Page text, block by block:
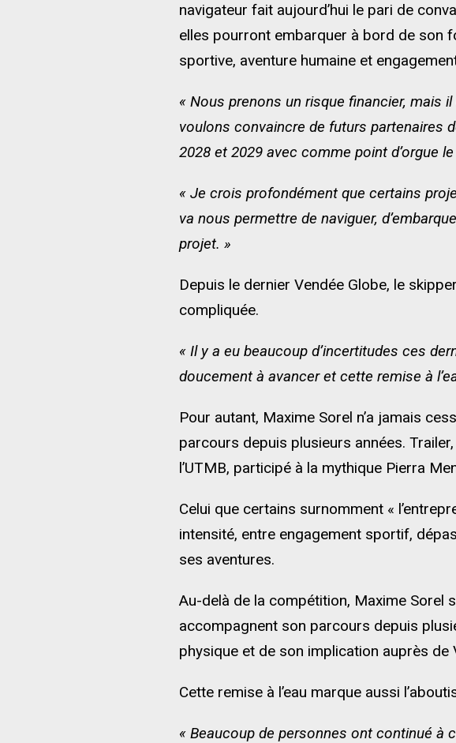
navigateur fait aujourd’hui le pari de
elles pourront embarquer à bord de son
sportive, aventure humaine et
« Nous prenons un risque financier, mais
voulons convaincre de futurs partenaires
2028 et 2029 avec comme point d’orgue
« Je crois profondément que certains
va nous permettre de naviguer,
projet. »
Depuis le dernier Vendée Globe, le
compliquée.
« Il y a eu beaucoup d’incertitudes ces
doucement à avancer et cette remise à
Pour autant, Maxime Sorel n’a jamais
parcours depuis plusieurs années.
l’UTMB, participé à la mythique Pierra
Celui que certains surnomment «
intensité, entre engagement sportif,
ses aventures.
Au-delà de la compétition, Maxime Sorel
accompagnent son parcours depuis
physique et de son implication auprès
Cette remise à l’eau marque aussi
« Beaucoup de personnes ont continué à